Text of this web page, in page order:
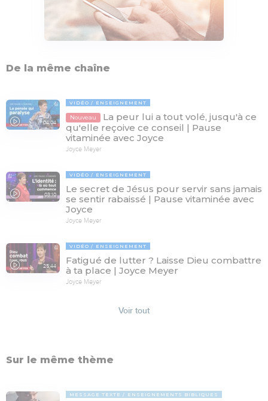
De la même chaîne
04:04
VIDÉO ENSEIGNEMENT
Nouveau
La peur lui a tout volé, jusqu'à ce
qu'elle reçoive ce conseil | Pause
vitaminée avec Joyce
Joyce Meyer
03:10
VIDÉO ENSEIGNEMENT
Le secret de Jésus pour servir sans jamais
se sentir rabaissé | Pause vitaminée avec
Joyce
Joyce Meyer
25:44
VIDÉO ENSEIGNEMENT
Fatigué de lutter ? Laisse Dieu combattre
à ta place | Joyce Meyer
Joyce Meyer
Voir tout
Sur le même thème
MESSAGE TEXTE ENSEIGNEMENTS BIBLIQUES